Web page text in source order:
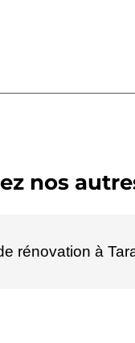
nos
rénovation à